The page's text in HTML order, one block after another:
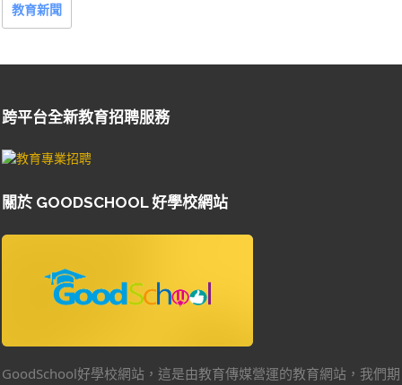
教育新聞
跨平台全新教育招聘服務
關於 GOODSCHOOL 好學校網站
GoodSchool好學校網站，這是由教育傳媒營運的教育網站，我們期